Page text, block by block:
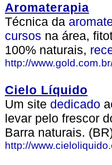
Aromaterapia
Técnica da
cursos na área,
100% naturais,
http://
Cielo Líquido
Um site dedicado
levar pelo frescor
Barra naturais.
http://